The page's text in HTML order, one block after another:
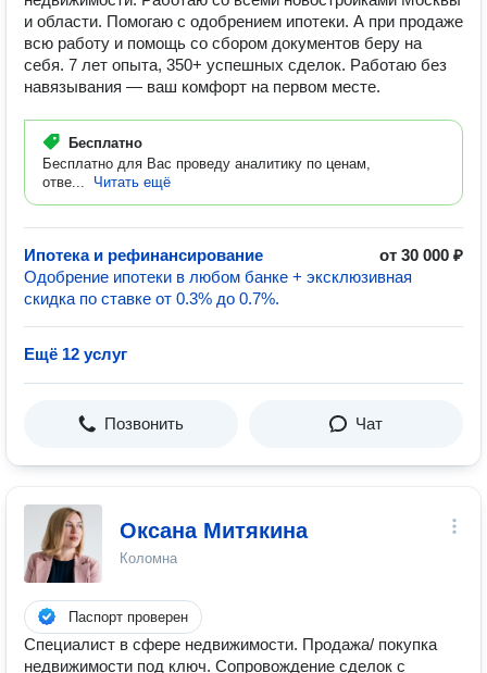
и области. Помогаю с одобрением ипотеки. А при продаже
всю работу и помощь со сбором документов беру на
себя. 7 лет опыта, 350+ успешных сделок. Работаю без
навязывания — ваш комфорт на первом месте.
Бесплатно
Бесплатно для Вас проведу аналитику по ценам,
отве...
Читать ещё
Ипотека и рефинансирование
от 30 000 ₽
Одобрение ипотеки в любом банке + эксклюзивная
скидка по ставке от 0.3% до 0.7%.
Ещё 12 услуг
Позвонить Чат
Оксана Митякина
Коломна
Паспорт проверен
Специалист в сфере недвижимости. Продажа/ покупка
недвижимости под ключ. Сопровождение сделок с